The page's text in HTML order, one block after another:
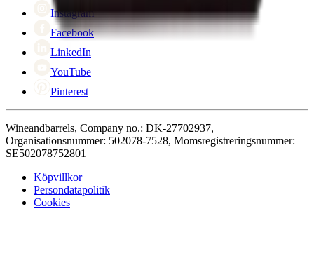
Instagram
Facebook
LinkedIn
YouTube
Pinterest
Wineandbarrels, Company no.: DK-27702937,
Organisationsnummer: 502078-7528, Momsregistreringsnummer:
SE502078752801
Köpvillkor
Persondatapolitik
Cookies